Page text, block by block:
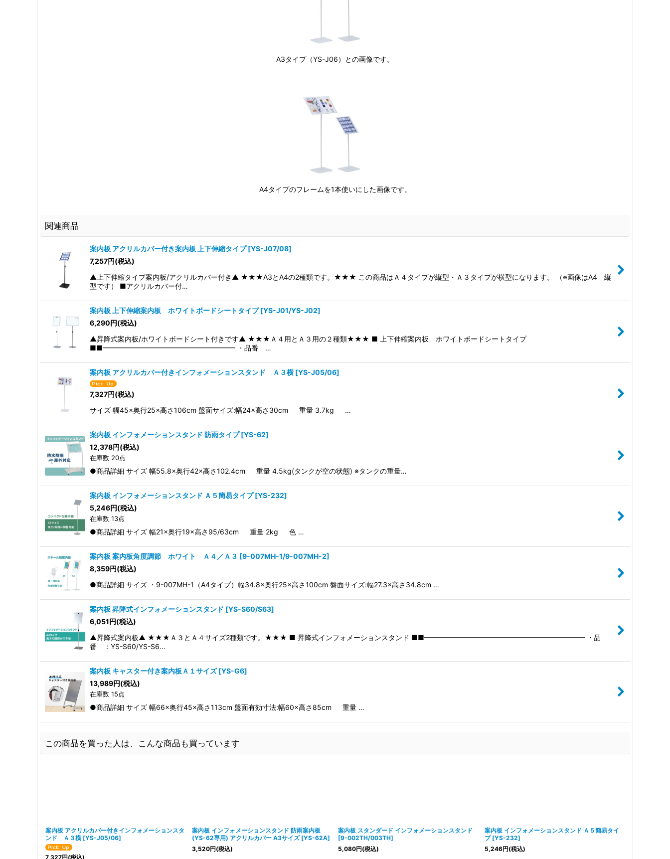
A3タイプ（YS-J06）との画像です。
A4タイプのフレームを1本使いにした画像です。
関連商品
案内板 アクリルカバー付き案内板 上下伸縮タイプ [YS-J07/08]
7,257円(税込)
▲上下伸縮タイプ案内板/アクリルカバー付き▲ ★★★A3とA4の2種類です。★★★ この商品はＡ４タイプが縦型・Ａ３タイプが横型になります。 （※画像はA4 縦
型です） ■アクリルカバー付…
案内板 上下伸縮案内板 ホワイトボードシートタイプ [YS-J01/YS-J02]
6,290 円(税込)
▲昇降式案内板/ホワイトボードシート付きです▲ ★★★Ａ４用とＡ３用の２種類★★★ ■ 上下伸縮案内板 ホワイトボードシートタイプ
■■━━━━━━━━━━━━━━━━━━━ ・品番 …
案内板 アクリルカバー付きインフォメーションスタンド Ａ３横 [YS-J05/06]
7,327円(税込)
サイズ 幅45×奥行25×高さ106cm 盤面サイズ:幅24×高さ30cm 重量 3.7kg …
案内板 インフォメーションスタンド 防雨タイプ [YS-62]
12,378円(税込)
在庫数 20点
●商品詳細 サイズ 幅55.8×奥行42×高さ102.4cm 重量 4.5kg(タンクが空の状態) ※タンクの重量…
案内板 インフォメーションスタンド Ａ５簡易タイプ [YS-232]
5,246円(税込)
在庫数 13点
●商品詳細 サイズ 幅21×奥行19×高さ95/63cm 重量 2kg 色 …
案内板 案内板角度調節 ホワイト Ａ４／Ａ３ [9-007MH-1/9-007MH-2]
8,359円(税込)
●商品詳細 サイズ ・9-007MH-1（A4タイプ）幅34.8×奥行25×高さ100cm 盤面サイズ:幅27.3×高さ34.8cm …
案内板 昇降式インフォメーションスタンド [YS-S60/S63]
6,051円(税込)
▲昇降式案内板▲ ★★★Ａ３とＡ４サイズ2種類です。★★★ ■ 昇降式インフォメーションスタンド ■■━━━━━━━━━━━━━━━━━━━━━━━ ・品
番 ：YS-S60/YS-S6…
案内板 キャスター付き案内板Ａ１サイズ [YS-G6]
13,989円(税込)
在庫数 15点
●商品詳細 サイズ 幅66×奥行45×高さ113cm 盤面有効寸法:幅60×高さ85cm 重量 …
この商品を買った人は、こんな商品も買っています
案内板 アクリルカバー付きインフォメーションスタ
ンド Ａ３横 [YS-J05/06]
7,327円(税込)
案内板 インフォメーションスタンド 防雨案内板
(YS-62専用) アクリルカバー A3サイズ [YS-62A]
3,520円(税込)
案内板 スタンダード インフォメーションスタンド
[9-002TH/003TH]
5,080円(税込)
案内板 インフォメーションスタンド Ａ５簡易タイ
プ [YS-232]
5,246円(税込)